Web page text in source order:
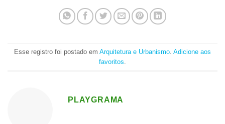
Esse registro foi postado em Arquitetura e Urbanismo Adicione aos
favoritos
PLAYGRAMA